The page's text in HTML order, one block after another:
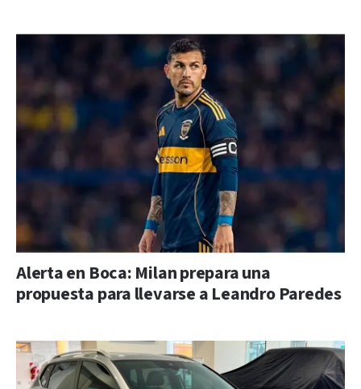
Alerta en Boca: Milan prepara una
propuesta para llevarse a Leandro Paredes